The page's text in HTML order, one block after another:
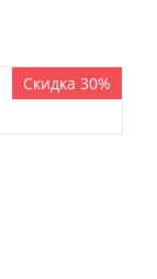
Скидка 30%